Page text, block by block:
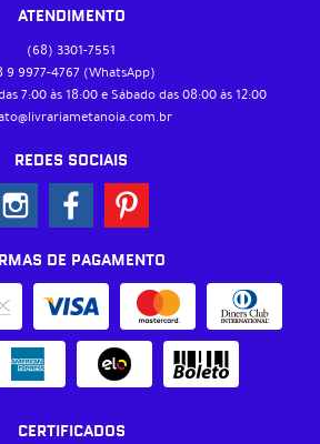
ATENDIMENTO
(68) 3301-7551
9 9977-4767 (WhatsApp)
7:00 às 18:00 e Sábado das 08:00 às 12:00
REDES SOCIAIS
DE PAGAMENTO
CERTIFICADOS